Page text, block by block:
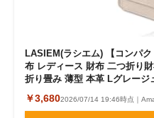
LASIEM(ラシエム) 【コンパ
布 レディース 財布 二つ折り
折り畳み 薄型 本革 Lグレージ
￥3,6802026/07/14 19:46時点｜